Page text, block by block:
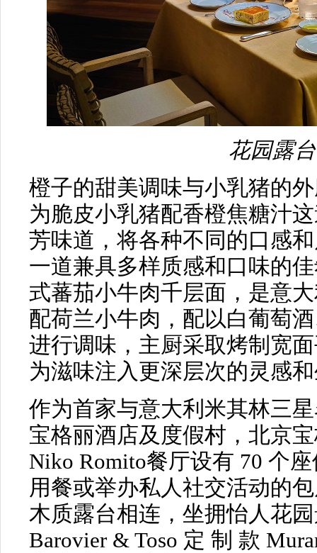
花园露
橙子的甜美调味与小乳猪的
为脆皮小乳猪配香橙焦糖汁
芳味道，将各种不同的口感
一道兼具多样质感和口味的
式蕃茄小牛肉千层面，是意
配荷兰小牛肉，配以白葡萄
进行调味，主厨采取烤制宽
为滋味注入更深层次的灵感
作为首家与意大利米其林三
宝格丽酒店及度假村，北京
Niko Romito餐厅设有 70 个
用餐或举办私人社交活动的
木质露台相连，坐拥怡人花
Barovier & Toso 定 制 款